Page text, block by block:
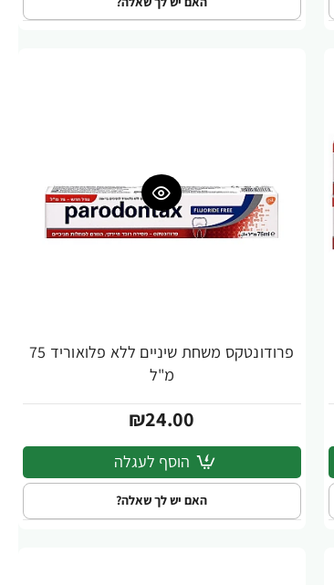
פרודונטקס משחת שיניים ללא פלואוריד 75
מ"ל
₪24.00
הוסף לעגלה
האם יש לך שאלה?